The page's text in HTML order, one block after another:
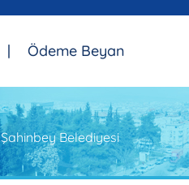
| Ödeme Beyan
Şahinbey Belediyesi